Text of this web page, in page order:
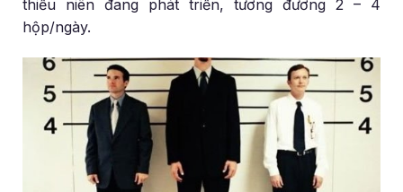
thiếu niên đang phát triển, tương đương 2 – 4
hộp/ngày.